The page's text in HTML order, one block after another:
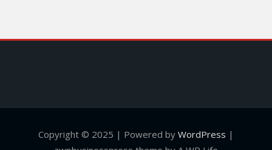
Copyright © 2025 | Powered by WordPress |